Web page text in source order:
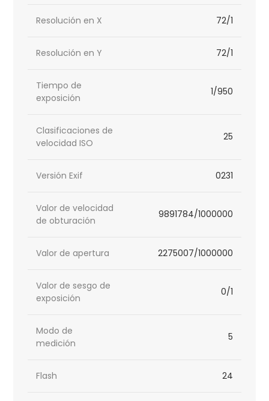
Resolución en X 72/1
Resolución en Y 72/1
Tiempo de
exposición
1/950
Clasificaciones de
velocidad ISO
25
Versión Exif 0231
Valor de velocidad
de obturación
9891784/1000000
Valor de apertura 2275007/1000000
Valor de sesgo de
exposición
0/1
Modo de
medición
5
Flash 24